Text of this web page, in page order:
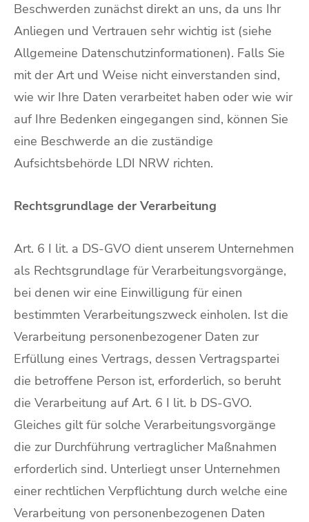
Beschwerden zunächst direkt an uns, da uns Ihr
Anliegen und Vertrauen sehr wichtig ist (siehe
Allgemeine Datenschutzinformationen). Falls Sie
mit der Art und Weise nicht einverstanden sind,
wie wir Ihre Daten verarbeitet haben oder wie wir
auf Ihre Bedenken eingegangen sind, können Sie
eine Beschwerde an die zuständige
Aufsichtsbehörde LDI NRW richten.
Rechtsgrundlage der Verarbeitung
Art. 6 I lit. a DS-GVO dient unserem Unternehmen
als Rechtsgrundlage für Verarbeitungsvorgänge,
bei denen wir eine Einwilligung für einen
bestimmten Verarbeitungszweck einholen. Ist die
Verarbeitung personenbezogener Daten zur
Erfüllung eines Vertrags, dessen Vertragspartei
die betroffene Person ist, erforderlich, so beruht
die Verarbeitung auf Art. 6 I lit. b DS-GVO.
Gleiches gilt für solche Verarbeitungsvorgänge
die zur Durchführung vertraglicher Maßnahmen
erforderlich sind. Unterliegt unser Unternehmen
einer rechtlichen Verpflichtung durch welche eine
Verarbeitung von personenbezogenen Daten